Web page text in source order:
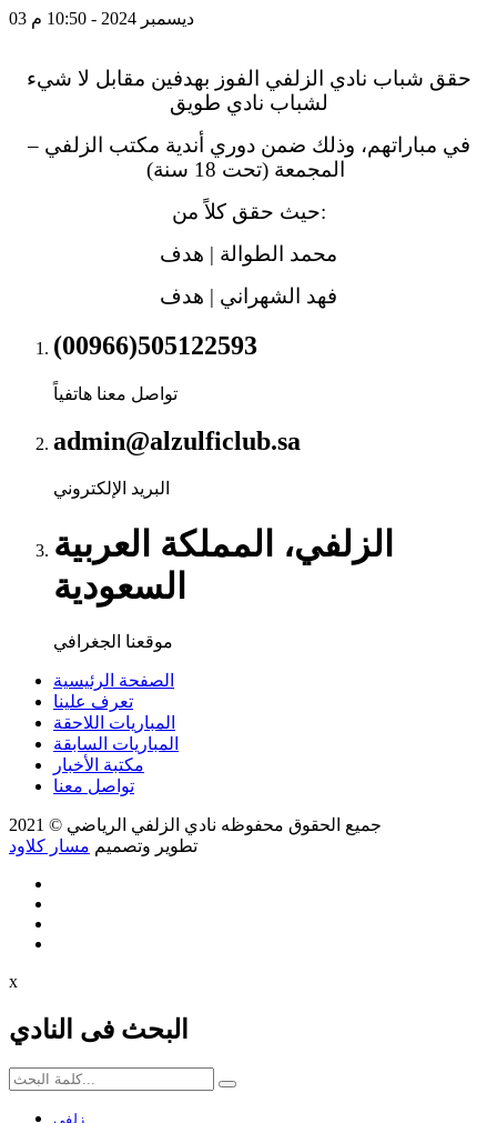
03 ديسمبر 2024 - 10:50 م
حقق شباب نادي الزلفي الفوز بهدفين مقابل لا شيء
لشباب نادي طويق
في مباراتهم، وذلك ضمن دوري أندية مكتب الزلفي –
حيث حقق كلاً من:
محمد الطوالة | هدف
فهد الشهراني | هدف
(00966)505122593
تواصل معنا هاتفياً
admin@alzulficlub.sa
البريد الإلكتروني
الزلفي، المملكة العربية
السعودية
موقعنا الجغرافي
الصفحة الرئيسية
تعرف علينا
المباريات اللاحقة
المباريات السابقة
مكتبة الأخبار
تواصل معنا
جميع الحقوق محفوظه نادي الزلفي الرياضي © 2021
تطوير وتصميم مسار كلاود
x
البحث فى النادي
زلفي